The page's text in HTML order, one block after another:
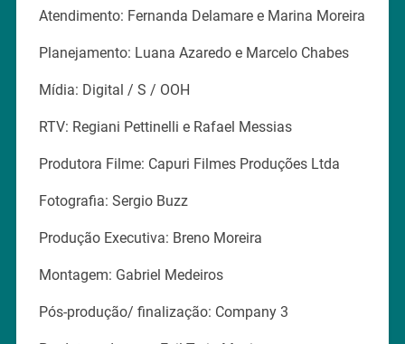
Atendimento: Fernanda Delamare e Marina Moreira
Planejamento: Luana Azaredo e Marcelo Chabes
Mídia: Digital / S / OOH
RTV: Regiani Pettinelli e Rafael Messias
Produtora Filme: Capuri Filmes Produções Ltda
Fotografia: Sergio Buzz
Produção Executiva: Breno Moreira
Montagem: Gabriel Medeiros
Pós-produção/ finalização: Company 3